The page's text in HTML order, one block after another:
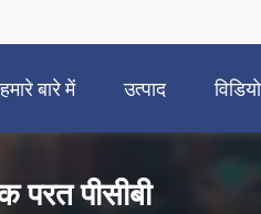
हमारे बारे में उत्पाद विडियो
परत पीसीबी